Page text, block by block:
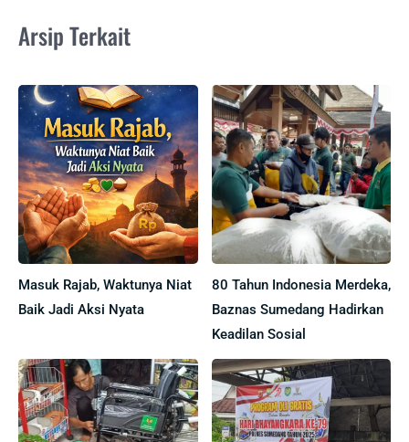
Arsip Terkait
Masuk Rajab, Waktunya Niat
Baik Jadi Aksi Nyata
80 Tahun Indonesia Merdeka,
Baznas Sumedang Hadirkan
Keadilan Sosial